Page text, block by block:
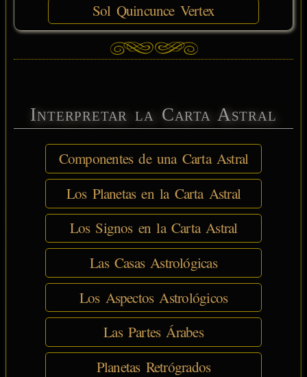
Sol Quincunce Vertex
Interpretar la Carta Astral
Componentes de una Carta Astral
Los Planetas en la Carta Astral
Los Signos en la Carta Astral
Las Casas Astrológicas
Los Aspectos Astrológicos
Las Partes Árabes
Planetas Retrógrados